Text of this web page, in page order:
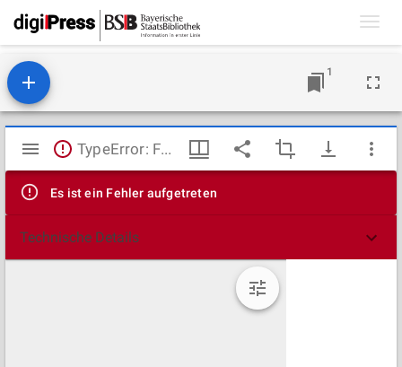
1
Mirador
Viewer
TypeError: Failed to fetch
Es ist ein Fehler aufgetreten
Technische Details